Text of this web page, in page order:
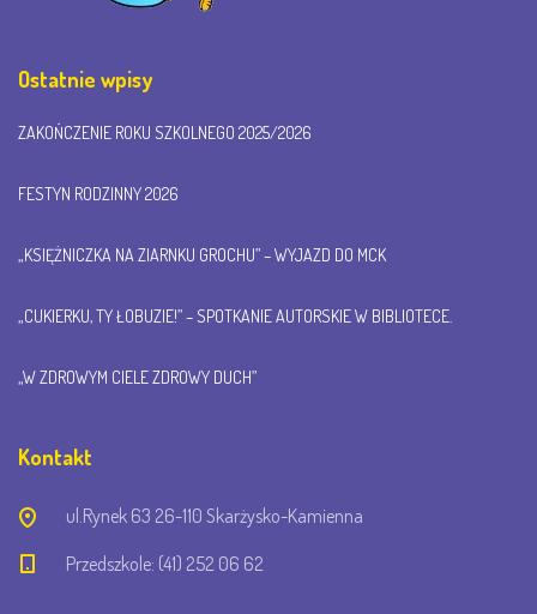
Ostatnie wpisy
ZAKOŃCZENIE ROKU SZKOLNEGO 2025/2026
FESTYN RODZINNY 2026
„KSIĘŻNICZKA NA ZIARNKU GROCHU” – WYJAZD DO MCK
„CUKIERKU, TY ŁOBUZIE!” – SPOTKANIE AUTORSKIE W BIBLIOTECE.
„W ZDROWYM CIELE ZDROWY DUCH”
Kontakt
ul.Rynek 63 26-110 Skarżysko-Kamienna
Przedszkole: (41) 252 06 62